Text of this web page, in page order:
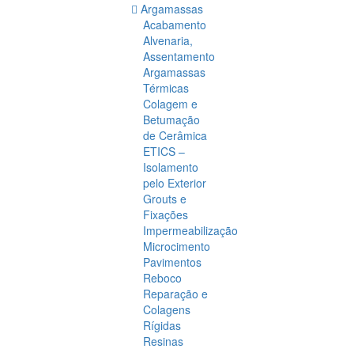
Argamassas
Acabamento
Alvenaria,
Assentamento
Argamassas
Térmicas
Colagem e
Betumação
de Cerâmica
ETICS –
Isolamento
pelo Exterior
Grouts e
Fixações
Impermeabilização
Microcimento
Pavimentos
Reboco
Reparação e
Colagens
Rígidas
Resinas